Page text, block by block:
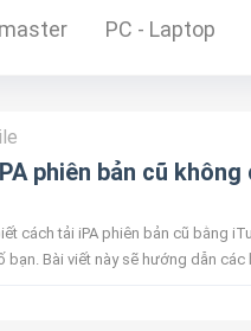
PC - Laptop
phiên bản cũ
cách tải iPA phiên bản cũ bằng
Bài viết này sẽ hướng dẫn các